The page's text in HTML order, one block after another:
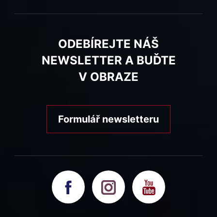
ODEBÍREJTE NÁŠ
NEWSLETTER A BUĎTE
V OBRAZE
Formulář newsletteru